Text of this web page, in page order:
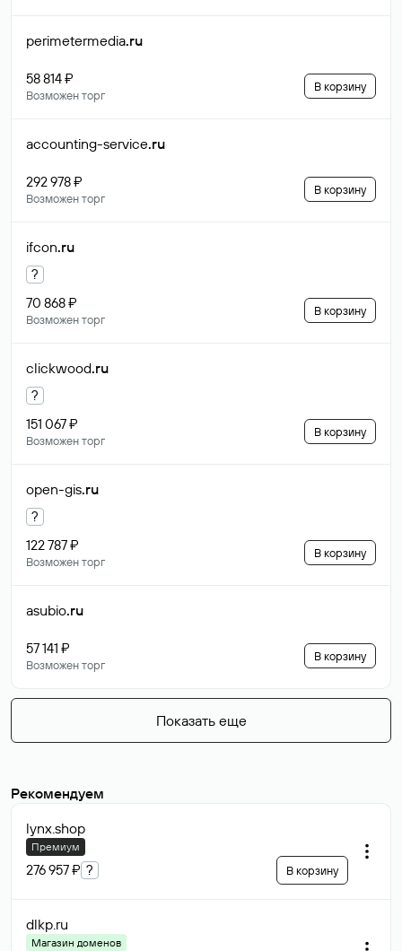
perimetermedia.ru
58 814 ₽
Возможен торг
В корзину
accounting-service.ru
292 978 ₽
Возможен торг
В корзину
ifcon.ru
?
70 868 ₽
Возможен торг
В корзину
clickwood.ru
?
151 067 ₽
Возможен торг
В корзину
open-gis.ru
?
122 787 ₽
Возможен торг
В корзину
asubio.ru
57 141 ₽
Возможен торг
В корзину
Показать еще
Рекомендуем
lynx.shop
Премиум
276 957 ₽ ? В корзину
dlkp.ru
Магазин доменов